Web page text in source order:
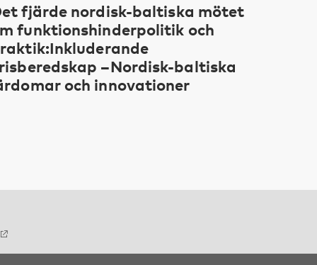
fjärde nordisk-baltiska mötet
funktionshinderpolitik och
–Nordisk-baltiska
och innovationer